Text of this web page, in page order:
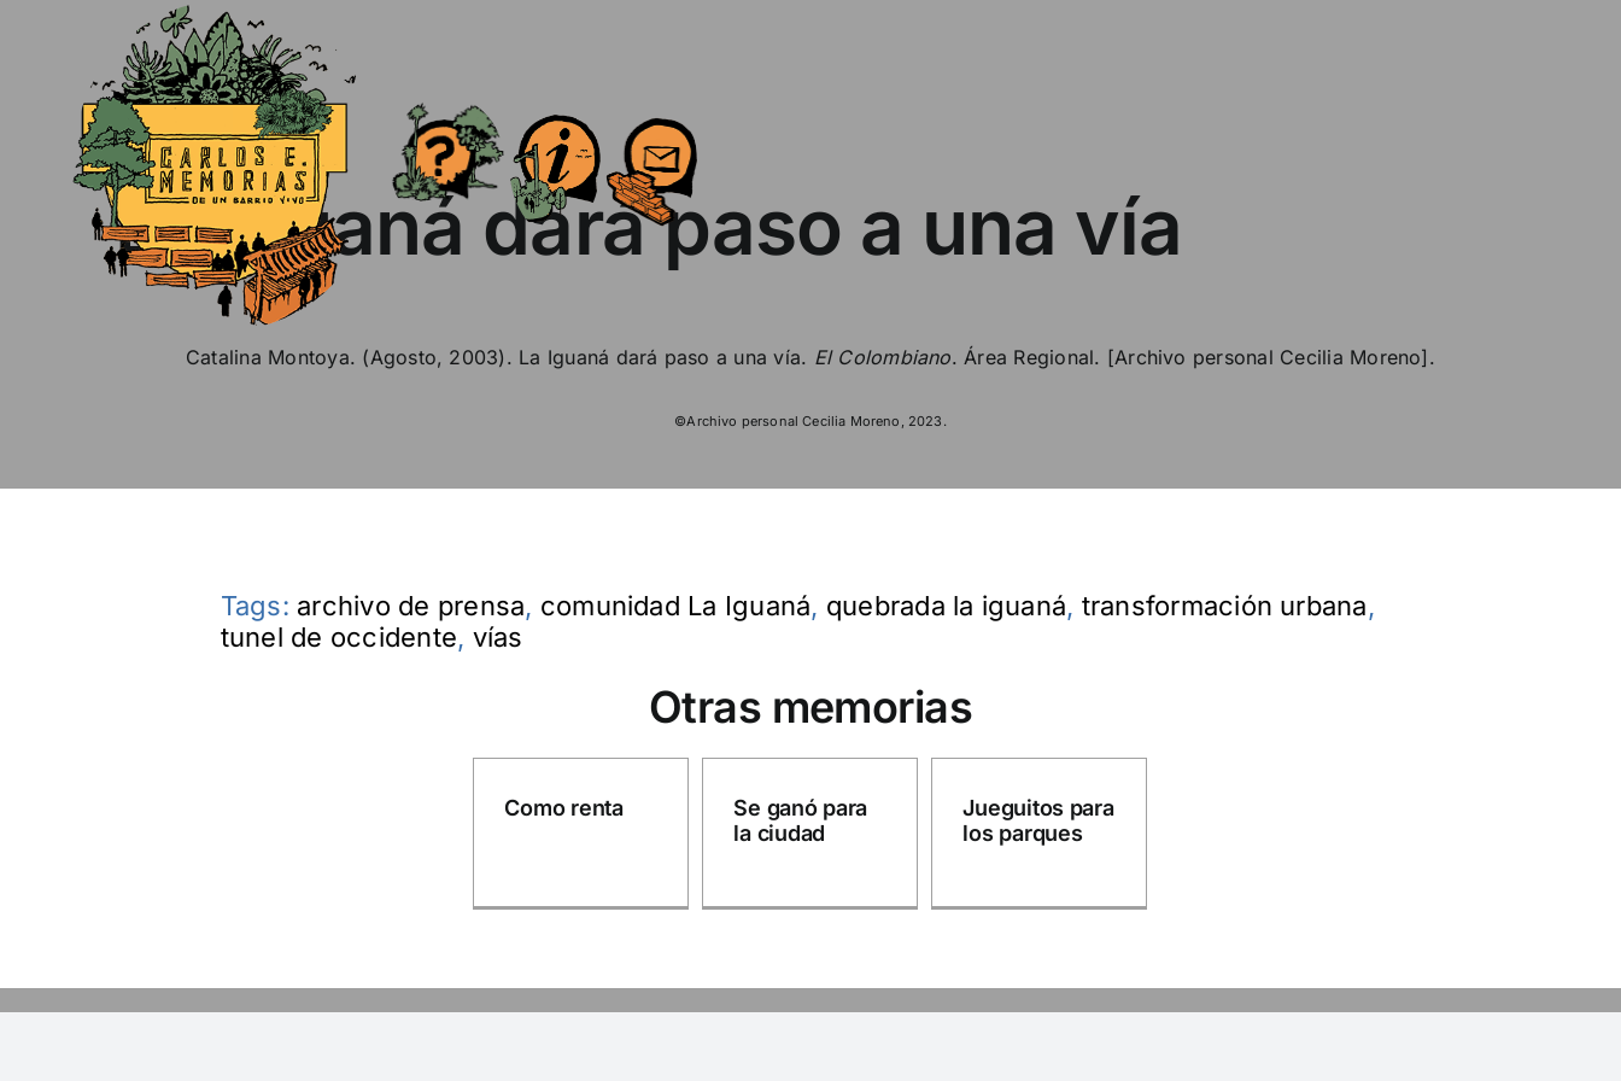
La Iguaná dará paso a una vía
Catalina Montoya. (Agosto, 2003). La Iguaná dará paso a una vía. El Colombiano. Área Regional. [Archivo personal Cecilia Moreno].
©Archivo personal Cecilia Moreno, 2023.
Tags: archivo de prensa, comunidad La Iguaná, quebrada la iguaná, transformación urbana,
tunel de occidente, vías
Otras memorias
Como renta
Se ganó para
la ciudad
Jueguitos para
los parques